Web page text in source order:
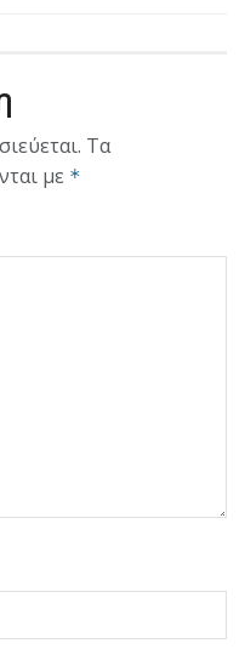
Τα
με *